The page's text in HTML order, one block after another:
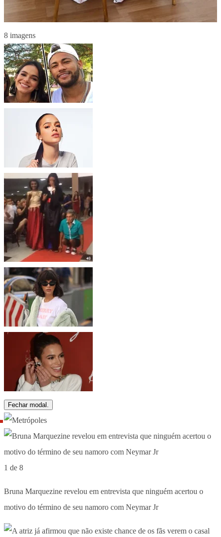
8 imagens
Fechar modal.
1 de 8
Bruna Marquezine revelou em entrevista que ninguém acertou o
motivo do término de seu namoro com Neymar Jr